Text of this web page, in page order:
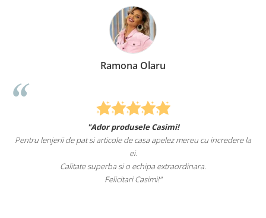
apelez mereu cu incredere la
extraordinara.
Felcitari oameni minunati pentru
sunteti cei mai buni. Nepotii mei au fost
Recomand cu drag si